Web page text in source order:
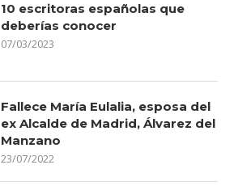
10 escritoras españolas que
deberías conocer
07/03/2023
Fallece María Eulalia, esposa del
ex Alcalde de Madrid, Álvarez del
Manzano
23/07/2022